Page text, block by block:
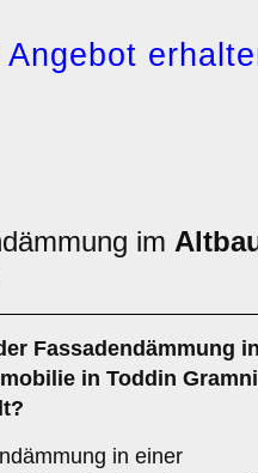
im
Fassadendämmung
in Toddin
in einer